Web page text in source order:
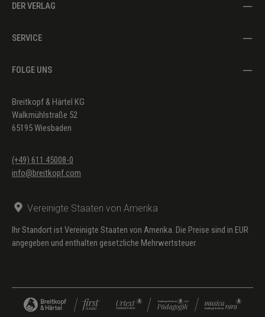
DER VERLAG
SERVICE
FOLGE UNS
Breitkopf & Härtel KG
Walkmühlstraße 52
65195 Wiesbaden
(+49) 611 45008-0
info@breitkopf.com
Vereinigte Staaten von Amerika
Ihr Standort ist Vereinigte Staaten von Amerika. Die Preise sind in EUR
angegeben und enthalten gesetzliche Mehrwertsteuer.